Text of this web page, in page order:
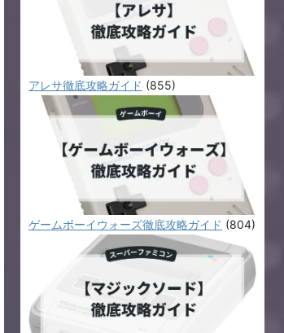
アレサ徹底攻略ガイド (855)
ゲームボーイウォーズ徹底攻略ガイド (804)